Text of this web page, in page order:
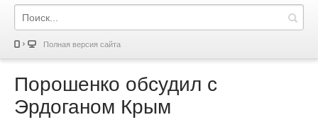
Полная версия сайта
Порошенко обсудил с
Эрдоганом Крым